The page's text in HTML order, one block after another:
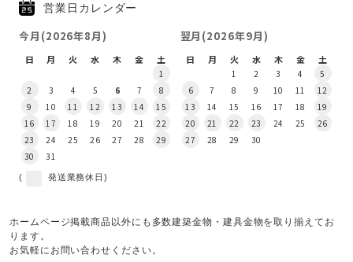
営業日カレンダー
今月(2026年8月)
日 月 火 水 木 金 土
1
2
3 4 5 6 7
8
9
10 11 12 13 14
15
16
17 18 19 20 21
22
23
24 25 26 27 28
29
30
31
翌月(2026年9月)
日 月 火 水 木 金 土
1 2 3 4
5
6
7 8 9 10 11
12
13
14 15 16 17 18
19
20
21 22 23 24 25
26
27
28 29 30
( 発送業務休日)
ホームページ掲載商品以外にも多数建築金物・建具金物を取り揃えてお
ります。
お気軽にお問い合わせください。